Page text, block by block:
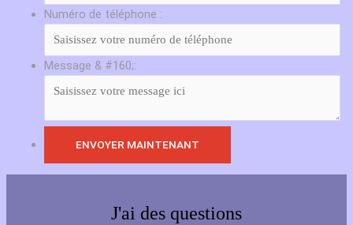
Numéro de téléphone :
Message & #160;:
J'ai des questions